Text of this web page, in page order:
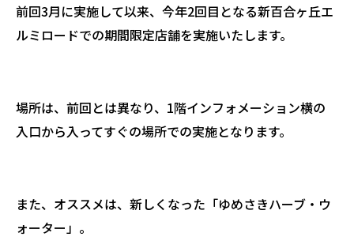
前回3月に実施して以来、今年2回目となる新百合ヶ丘エ
ルミロードでの期間限定店舗を実施いたします。
場所は、前回とは異なり、1階インフォメーション横の
入口から入ってすぐの場所での実施となります。
また、オススメは、新しくなった「ゆめさきハーブ・ウ
ォーター」。